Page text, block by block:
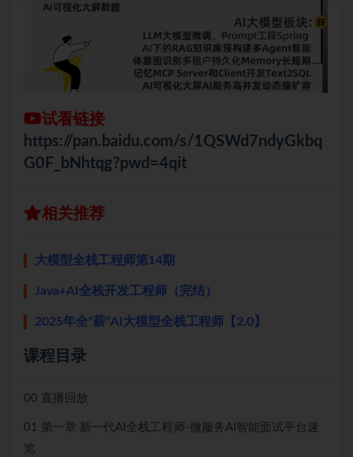
试看链接
https://pan.baidu.com/s/1QSWd7ndyGkbq
G0F_bNhtqg?pwd=4qit
相关推荐
大模型全栈工程师第14期
Java+AI全栈开发工程师（完结）
2025年全“薪”AI大模型全栈工程师【2.0】
课程目录
00 直播回放
01 第一章 新一代AI全栈工程师-微服务AI智能面试平台速
览